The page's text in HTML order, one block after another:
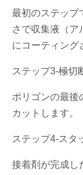
最初のステップ
さで収集液（ア
にコーティング
ステップ3-極切
ポリゴンの最後
カットします。
ステップ4-スタ
接着剤が完成し